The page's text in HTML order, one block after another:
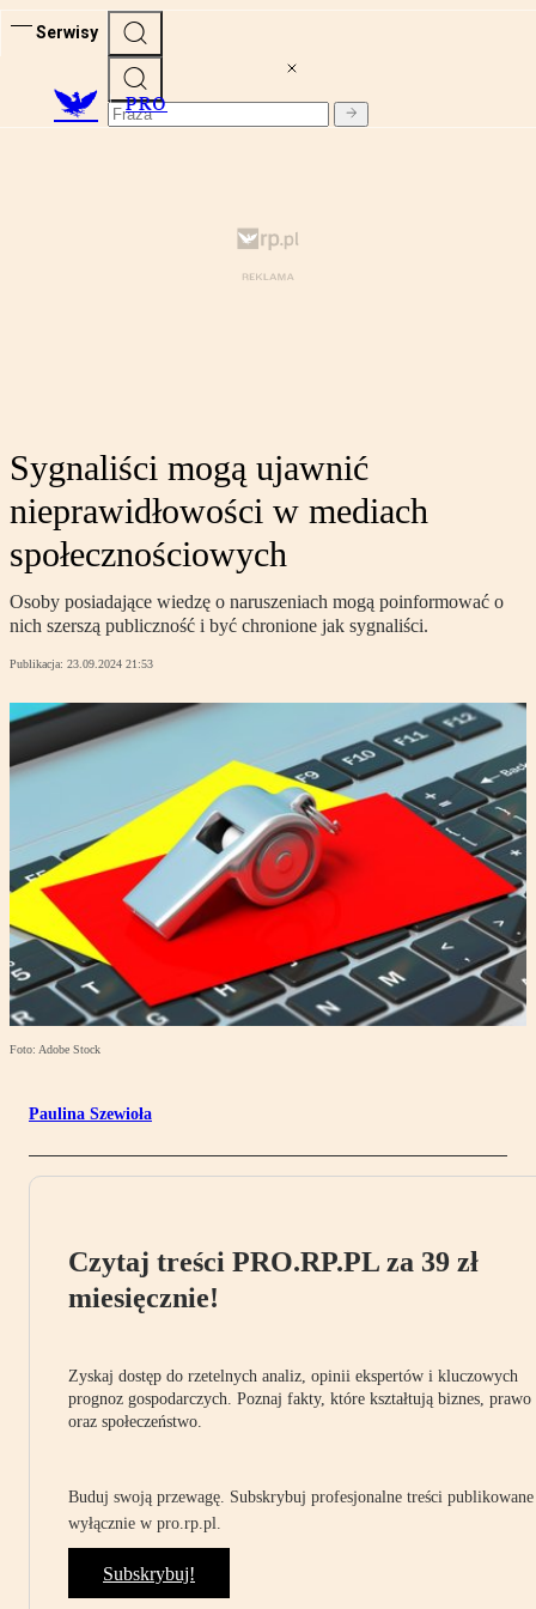
Serwisy
PRO
Sygnaliści mogą ujawnić
nieprawidłowości w mediach
społecznościowych
Osoby posiadające wiedzę o naruszeniach mogą poinformować o
nich szerszą publiczność i być chronione jak sygnaliści.
Publikacja: 23.09.2024 21:53
Foto: Adobe Stock
Paulina Szewioła
Czytaj treści PRO.RP.PL za 39 zł
miesięcznie!
Zyskaj dostęp do rzetelnych analiz, opinii ekspertów i kluczowych
prognoz gospodarczych. Poznaj fakty, które kształtują biznes, prawo
oraz społeczeństwo.
Buduj swoją przewagę. Subskrybuj profesjonalne treści publikowane
wyłącznie w pro.rp.pl.
Subskrybuj!